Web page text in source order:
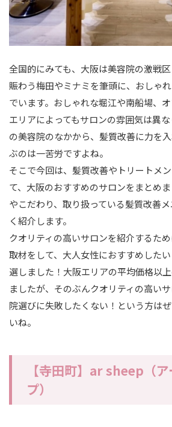
全国的にみても、大阪は美容院の激戦
賑わう梅田やミナミを筆頭に、おしゃ
でいます。おしゃれな堀江や南船場、オ
エリアによってもサロンの雰囲気は異
の美容院のなかから、髪質改善に力を
ぶのは一苦労ですよね。
そこで今回は、髪質改善やトリートメ
て、大阪のおすすめのサロンをまとめ
やこだわり、取り扱っている髪質改善
く紹介します。
クオリティの高いサロンを紹介するた
取材をして、大人女性におすすめした
選しました！大阪エリアの平均価格以
ましたが、そのぶんクオリティの高い
院選びに失敗したくない！という方は
いね。
【寺田町】ar sheep（
プ）